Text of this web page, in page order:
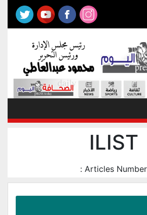
ILIST
Articles Number :